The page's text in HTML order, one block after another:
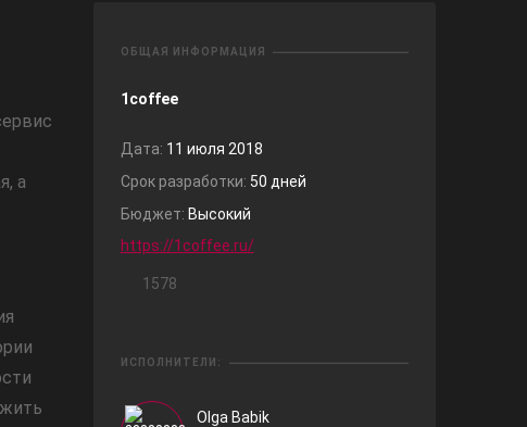
а
ОБЩАЯ ИНФОРМАЦИЯ
1coffee
Дата: 11 июля 2018
Срок разработки: 50 дней
Бюджет: Высокий
https://1coffee.ru/
1578
ИСПОЛНИТЕЛИ:
Olga Babik